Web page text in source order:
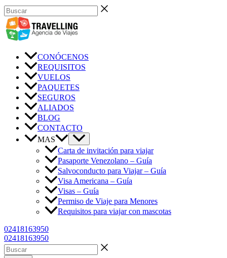
Ir
al
contenido
Buscar
CONÓCENOS
REQUISITOS
VUELOS
PAQUETES
SEGUROS
ALIADOS
BLOG
CONTACTO
MAS
Carta de invitación para viajar
Pasaporte Venezolano – Guía
Salvoconducto para Viajar – Guía
Visa Americana – Guía
Visas – Guía
Permiso de Viaje para Menores
Requisitos para viajar con mascotas
02418163950
02418163950
Buscar